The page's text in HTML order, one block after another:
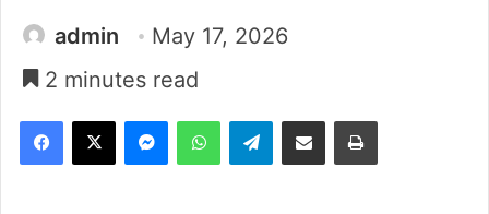
admin
May 17, 2026
2 minutes read
Facebook
X MessengerWhatsAppTelegramShare via Email Print